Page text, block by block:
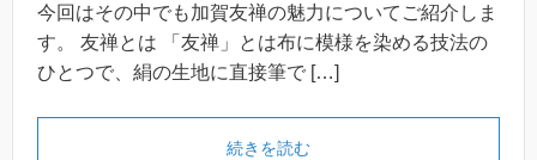
今回はその中でも加賀友禅の魅力についてご紹介しま
す。 友禅とは 「友禅」とは布に模様を染める技法の
ひとつで、絹の生地に直接筆で […]
続きを読む